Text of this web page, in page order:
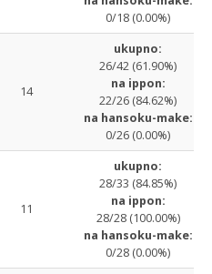
0/18 (0.00%)
14
ukupno:
26/42 (61.90%)
na ippon:
22/26 (84.62%)
na hansoku-make:
0/26 (0.00%)
11
ukupno:
28/33 (84.85%)
na ippon:
28/28 (100.00%)
na hansoku-make:
0/28 (0.00%)